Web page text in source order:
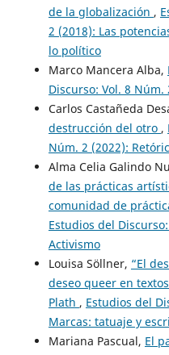
de la globalización ,
2 (2018): Las
lo político
Marco Mancera Alba,
Discurso: Vol. 8
Carlos Castañeda
destrucción del otro ,
Núm. 2 (2022):
Alma Celia Galindo
de las prácticas
comunidad de
Estudios del
Activismo
Louisa Söllner, “El
deseo queer en
Plath , Estudios del
Marcas: tatuaje y
Mariana Pascual, El